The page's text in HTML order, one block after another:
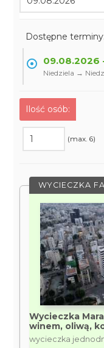
Dostępne terminy:
09.08.2026
Niedziela →
Ilość osób:
(max. 6)
WYCIECZKA
Wycieczka
winem, oliwą,
wycieczka